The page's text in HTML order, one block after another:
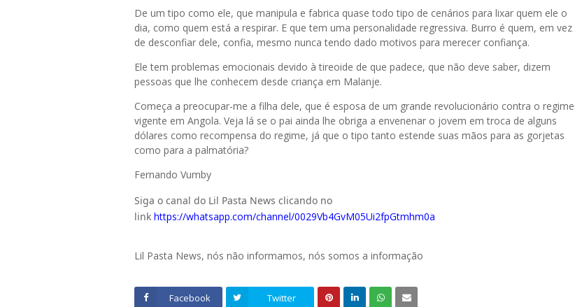
De um tipo como ele, que manipula e fabrica quase todo tipo de cenários para lixar quem ele o
dia, como quem está a respirar. E que tem uma personalidade regressiva. Burro é quem, em vez
de desconfiar dele, confia, mesmo nunca tendo dado motivos para merecer confiança.
Ele tem problemas emocionais devido à tireoide de que padece, que não deve saber, dizem
pessoas que lhe conhecem desde criança em Malanje.
Começa a preocupar-me a filha dele, que é esposa de um grande revolucionário contra o regime
vigente em Angola. Veja lá se o pai ainda lhe obriga a envenenar o jovem em troca de alguns
dólares como recompensa do regime, já que o tipo tanto estende suas mãos para as gorjetas
como para a palmatória?
Fernando Vumby
Siga o canal do Lil Pasta News clicando no
link https://whatsapp.com/channel/0029Vb4GvM05Ui2fpGtmhm0a
Lil Pasta News, nós não informamos, nós somos a informação
Facebook Twitter